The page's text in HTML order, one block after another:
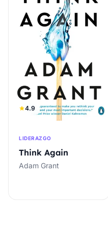
4.9
LIDERAZGO
Think Again
Adam Grant